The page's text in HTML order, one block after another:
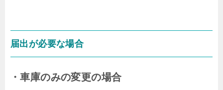
届出が必要な場合
・車庫のみの変更の場合